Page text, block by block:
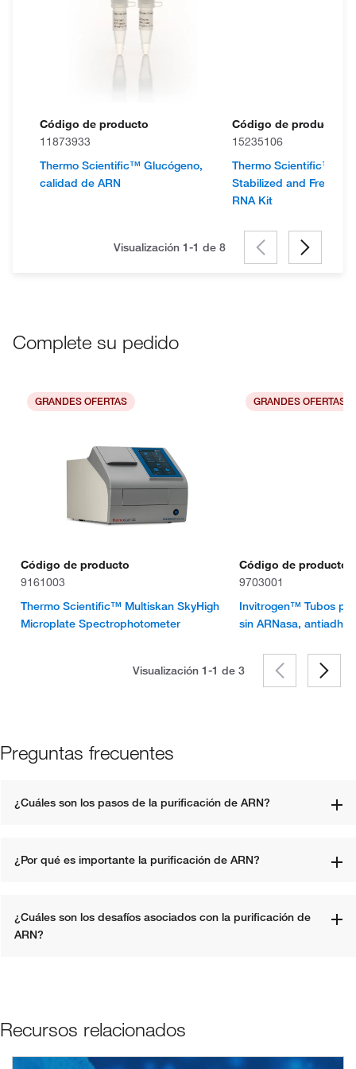
Código de producto
11873933
Thermo Scientific™ Glucógeno,
calidad de ARN
Código de producto
15235106
Thermo Scientific™
Stabilized and Fresh
RNA Kit
Visualización 1-1 de 8
Complete su pedido
GRANDES OFERTAS
Código de producto
9161003
Thermo Scientific™ Multiskan SkyHigh
Microplate Spectrophotometer
GRANDES OFERTAS
Código de producto
9703001
Invitrogen™ Tubos
sin ARNasa,
Visualización 1-1 de 3
Preguntas frecuentes
¿Cuáles son los pasos de la purificación de ARN?
¿Por qué es importante la purificación de ARN?
¿Cuáles son los desafíos asociados con la purificación de
ARN?
Recursos relacionados